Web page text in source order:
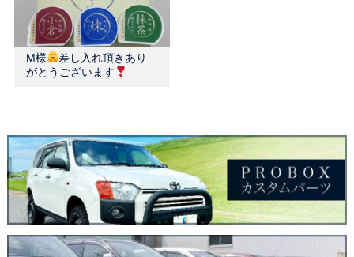
M様
差し入れ頂きあり
がとうございます